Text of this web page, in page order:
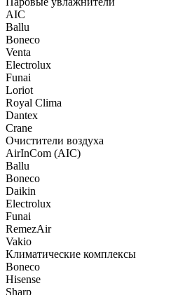
AIC
Ballu
Boneco
Venta
Electrolux
Funai
Loriot
Royal Clima
Dantex
Crane
Очистители воздуха
AirInCom (AIC)
Ballu
Boneco
Daikin
Electrolux
Funai
RemezAir
Vakio
Климатические комплексы
Boneco
Hisense
Sharp